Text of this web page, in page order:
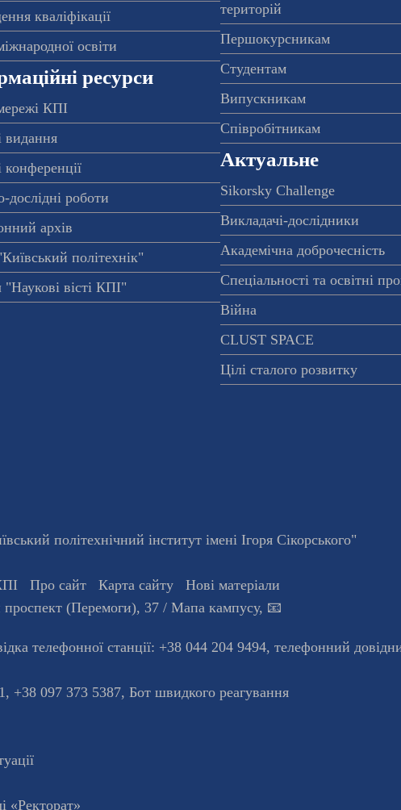
кваліфікації
освіти
ресурси
КПІ
видання
конференції
дослідні роботи
архів
політехнік"
вісті КПІ"
територій
Першокурсникам
Студентам
Випускникам
Співробітникам
Актуальне
Sikorsky Challenge
Викладачі-дослідники
Академічна доброчесність
Спеціальності та освітні
Війна
CLUST SPACE
Цілі сталого розвитку
політехнічний інститут імені Ігоря Сікорського"
Про сайт Карта сайту
Нові матеріали
проспект (Перемоги), 37 / Мапа кампусу, 📧
телефонної станцiї: +38 044 204 9494, телефонний
+38 097 373 5387, Бот швидкого реагування
«Ректорат»